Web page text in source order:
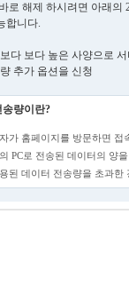
로 해제 하시려면 아래의
합니다.
다 보다 높은 사양으로
추가 옵션을 신청
량이란?
가 홈페이지를 방문하면 접
PC로 전송된 데이터의 양
된 데이터 전송량을 초과